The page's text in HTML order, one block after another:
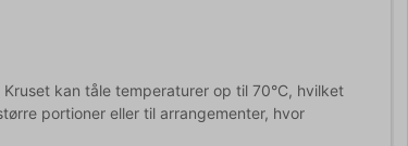
kan tåle temperaturer op til 70°C, hvilket
portioner eller til arrangementer, hvor